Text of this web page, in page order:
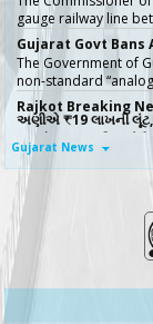
gauge railway line
Gujarat Govt Bans
The Government of
non-standard
Rajkot Breaking
અણીએ ₹19 લાખની
રાજકોટમાં આંગડિયા
સૌરાષ્ટ્રના દર્દીઓ માટે
સફળતાપૂર્વક પ્રારંભ-
સૌરાષ્ટ્રના દર્દીઓ માટે
No More Police
Directs State DGP
Gujarat State Police
simplifying the
સરકારી ખર્ચે કરો
Gujarat News